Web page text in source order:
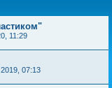
11:29
07:13